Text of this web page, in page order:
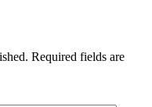
Required fields are